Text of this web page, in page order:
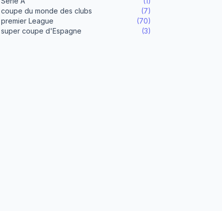
coupe du monde des clubs
(7)
premier League
(70)
super coupe d'Espagne
(3)